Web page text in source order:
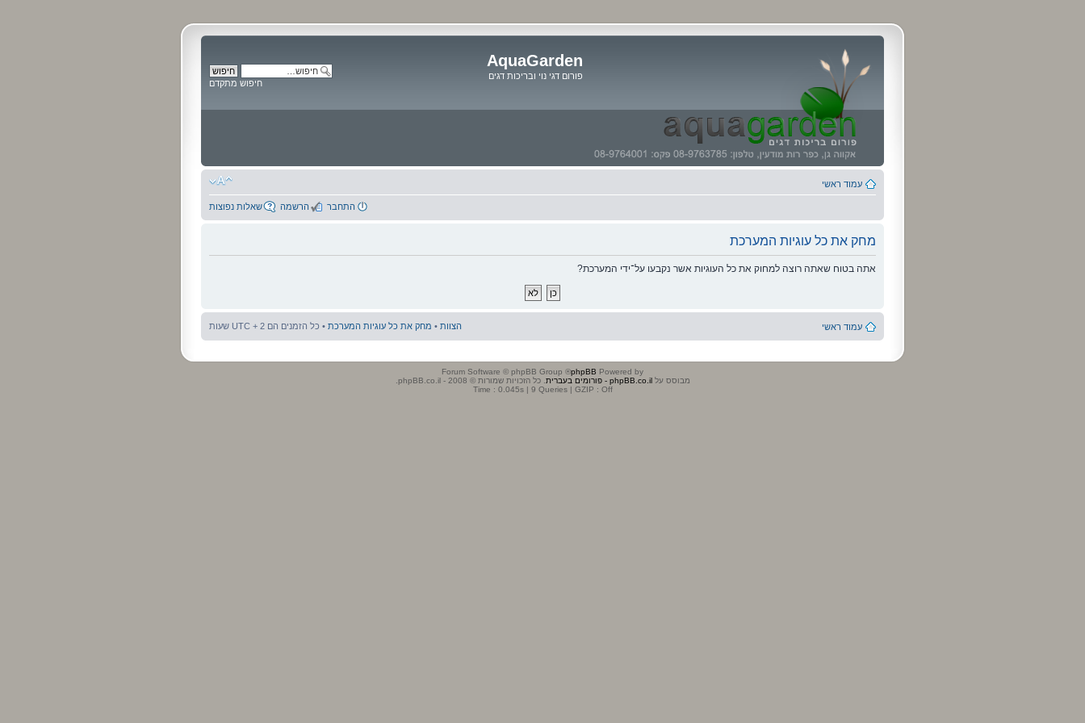
AquaGarden
פורום דגי נוי ובריכות דגים
לתוכן
חיפוש מתקדם
עמוד ראשי
שאלות נפוצות הרשמה התחבר
מחק את כל עוגיות המערכת
אתה בטוח שאתה רוצה למחוק את כל העוגיות אשר נקבעו על־ידי המערכת?
עמוד ראשי הצוות • מחק את כל עוגיות המערכת • כל הזמנים הם UTC + 2 שעות
Powered by
phpBB
® Forum Software © phpBB Group
מבוסס עלphpBB.co.il - פורומים בעברית
. כל הזכויות שמורות © 2008 - phpBB.co.il.
Time : 0.045s | 9 Queries | GZIP : Off